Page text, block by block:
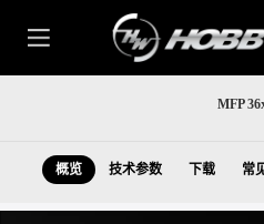
MFP
概览 技术参数 下载 常